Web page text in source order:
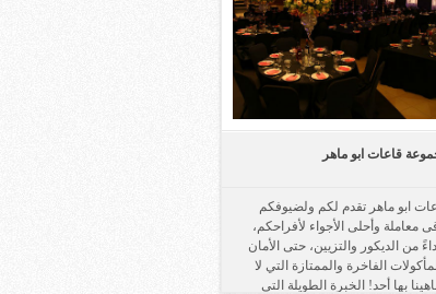
قاعات ابو ماهر
ابو ماهر تقدم لكم ولضيوفكم
معاملة وأحلى الأجواء لأفراحكم،
من الديكور والتزيين، حتى الأمان
الفاخرة والممتازة التي لا
بها أحد! الخبرة الطويلة التي